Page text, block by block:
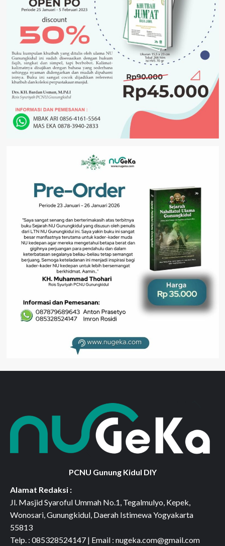
PCNU Gunung Kidul DIY
Alamat Redaksi :
Jl. Masjid Syaroful Ummah No.1, Tegalmulyo, Kepek,
Wonosari, Gunungkidul, Daerah Istimewa Yogyakarta
55813
Telp. : 085328524147 | Email : nugeka.com@gmail.com